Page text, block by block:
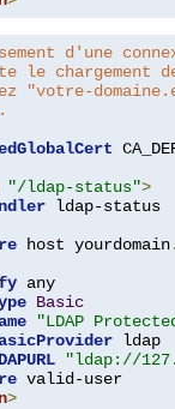
d'une
le chargement
"votre-
"/ldap-status">
ldap-status
host yourdomain.
any
Basic
"LDAP
ldap
"ldap://
>